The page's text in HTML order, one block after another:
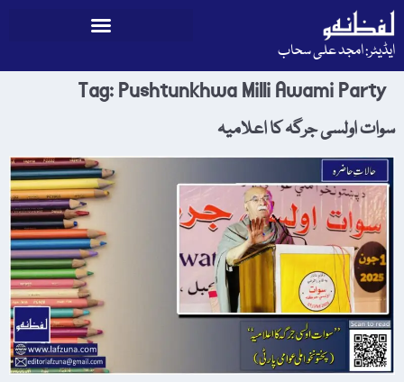
ایڈیٹر: امجد علی سحاب
Tag:Pushtunkhwa Milli Awami Party
سوات اولسی جرگہ کا اعلامیہ